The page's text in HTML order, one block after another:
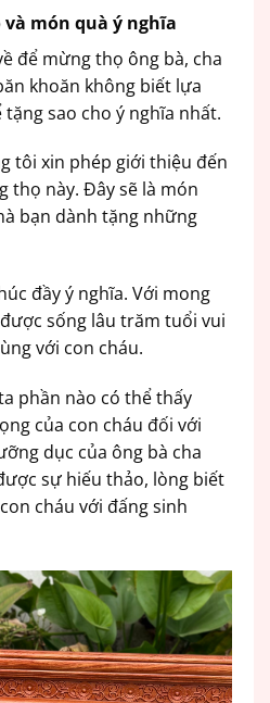
món quà ý nghĩa
để mừng thọ ông bà, cha
khoăn không biết lựa
sao cho ý nghĩa nhất.
tôi xin phép giới thiệu đến
thọ này. Đây sẽ là món
bạn dành tặng những
đầy ý nghĩa. Với mong
sống lâu trăm tuổi vui
với con cháu.
phần nào có thể thấy
của con cháu đối với
dục của ông bà cha
sự hiếu thảo, lòng biết
cháu với đấng sinh